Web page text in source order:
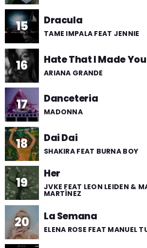
15 Dracula
TAME IMPALA FEAT JENNIE
16 Hate That I Made
ARIANA GRANDE
17 Danceteria
MADONNA
18 Dai Dai
SHAKIRA FEAT BURNA BOY
19
Her
JVKE FEAT LEON LEIDEN &
MARTÍNEZ
20 La Semana
ELENA ROSE FEAT MANUEL